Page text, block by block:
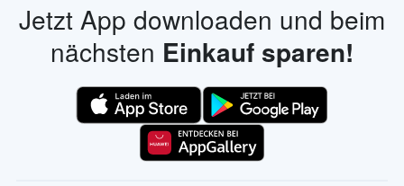
Jetzt App downloaden und beim
nächsten Einkauf sparen!